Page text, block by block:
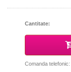
Cantitate:
Comanda telefonic: